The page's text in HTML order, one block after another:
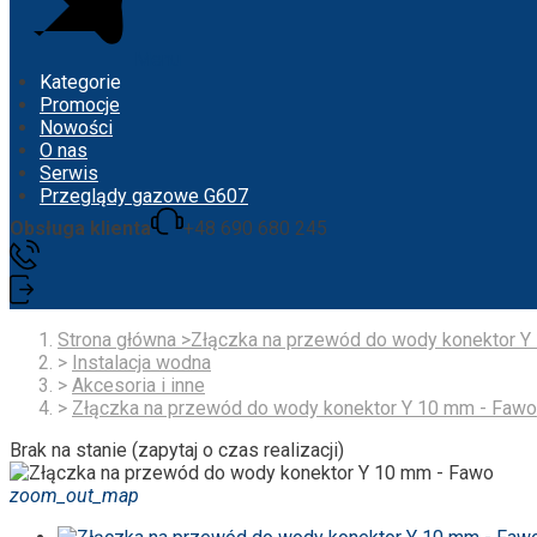
Kategorie
Promocje
Nowości
O nas
Serwis
Przeglądy gazowe G607
Obsługa klienta
+48 690 680 245
Strona główna >Złączka na przewód do wody konektor
> Instalacja wodna
> Akcesoria i inne
> Złączka na przewód do wody konektor Y 10 mm - Fawo
Brak na stanie (zapytaj o czas realizacji)
zoom_out_map